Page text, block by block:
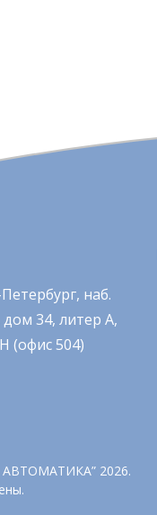
наб.
34, литер А,
(офис 504)
2026.